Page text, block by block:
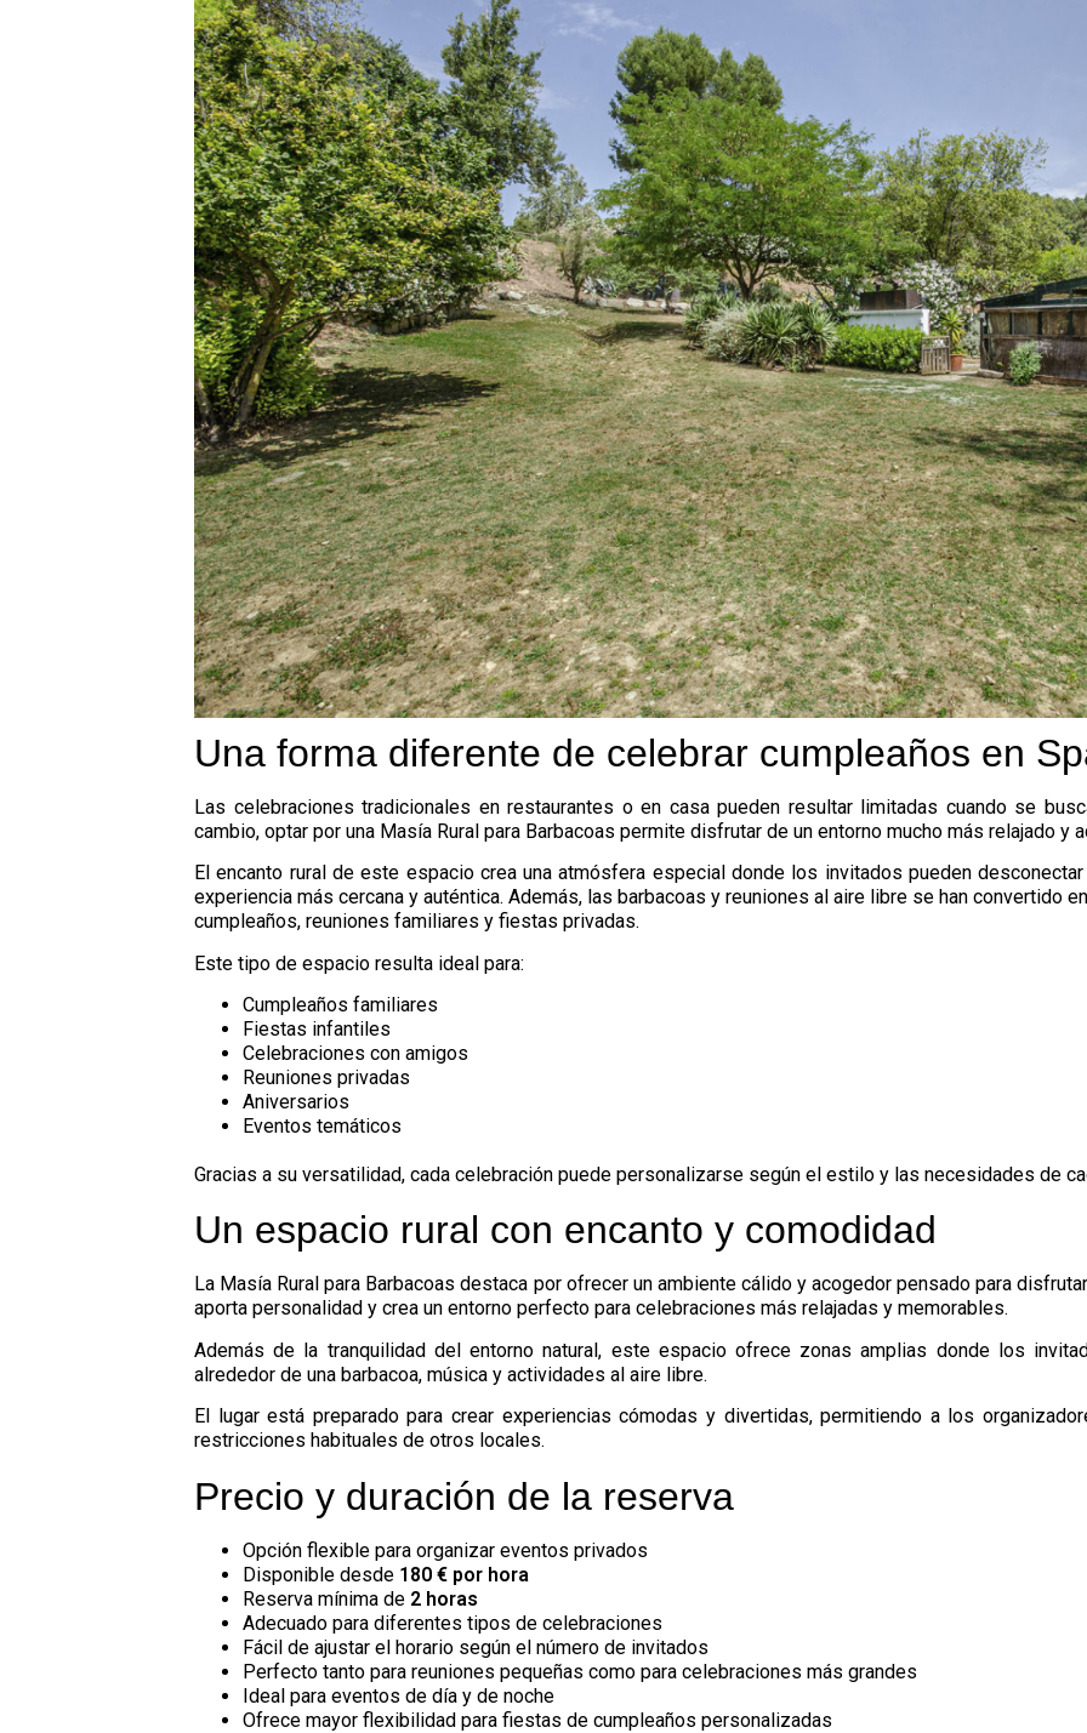
Una forma diferente de celebrar cumpleaños en
Las celebraciones tradicionales en restaurantes o en casa pueden resultar limitadas cuando se
cambio, optar por una Masía Rural para Barbacoas permite disfrutar de un entorno mucho más relajado
El encanto rural de este espacio crea una atmósfera especial donde los invitados pueden
experiencia más cercana y auténtica. Además, las barbacoas y reuniones al aire libre se han convertido
cumpleaños, reuniones familiares y fiestas privadas.
Este tipo de espacio resulta ideal para:
Cumpleaños familiares
Fiestas infantiles
Celebraciones con amigos
Reuniones privadas
Aniversarios
Eventos temáticos
Gracias a su versatilidad, cada celebración puede personalizarse según el estilo y las necesidades de
Un espacio rural con encanto y comodidad
La Masía Rural para Barbacoas destaca por ofrecer un ambiente cálido y acogedor pensado para
aporta personalidad y crea un entorno perfecto para celebraciones más relajadas y memorables.
Además de la tranquilidad del entorno natural, este espacio ofrece zonas amplias donde los
alrededor de una barbacoa, música y actividades al aire libre.
El lugar está preparado para crear experiencias cómodas y divertidas, permitiendo a los
restricciones habituales de otros locales.
Precio y duración de la reserva
Opción flexible para organizar eventos privados
Disponible desde 180 € por hora
Reserva mínima de 2 horas
Adecuado para diferentes tipos de celebraciones
Fácil de ajustar el horario según el número de invitados
Perfecto tanto para reuniones pequeñas como para celebraciones más grandes
Ideal para eventos de día y de noche
Ofrece mayor flexibilidad para fiestas de cumpleaños personalizadas